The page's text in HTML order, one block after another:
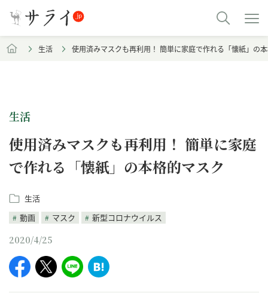
生活 使用済みマスクも再利用！ 簡単に家庭で作れる「懐紙」の
生活
使用済みマスクも再利用！ 簡単に家庭
で作れる「懐紙」の本格的マスク
生活
動画
マスク 新型コロナウイルス
2020/4/25